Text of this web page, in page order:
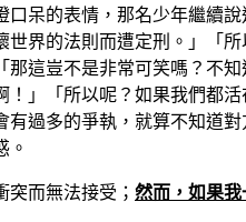
呆的表情，那名少年繼續說
界的法則而遭定刑。」「
這豈不是非常可笑嗎？不
」「所以呢？如果我們都
過多的爭執，就算不知道
。
而無法接受； 然而，如果